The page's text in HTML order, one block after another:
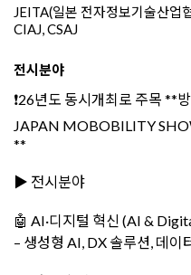
JEITA(일본 전자정보기술산업
CIAJ, CSAJ
전시분야
❗26년도 동시개최로 주목 **
JAPAN MOBOBILITY
**
▶️ 전시분야
🤖 AI·디지털 혁신 (AI &
– 생성형 AI, DX 솔루션, 데이